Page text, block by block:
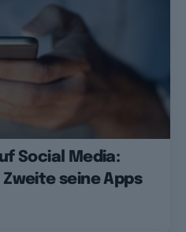
Social Media:
seine Apps